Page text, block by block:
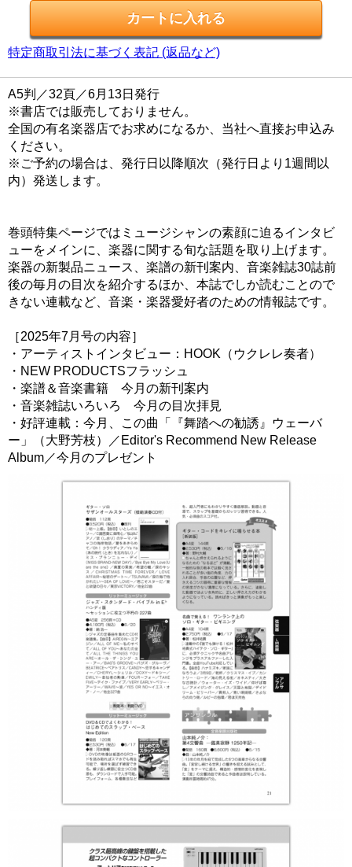
特定商取引法に基づく表記 (返品など)
A5判／32頁／6月13日発行
※書店では販売しておりません。
全国の有名楽器店でお求めになるか、当社へ直接お申込み
ください。
※ご予約の場合は、発行日以降順次（発行日より1週間以
内）発送します。
巻頭特集ページではミュージシャンの素顔に迫るインタビ
ューをメインに、楽器に関する旬な話題を取り上げます。
楽器の新製品ニュース、楽譜の新刊案内、音楽雑誌30誌前
後の毎月の目次を紹介するほか、本誌でしか読むことので
きない連載など、音楽・楽器愛好者のための情報誌です。
［2025年7月号の内容］
・アーティストインタビュー：HOOK（ウクレレ奏者）
・NEW PRODUCTSフラッシュ
・楽譜＆音楽書籍 今月の新刊案内
・音楽雑誌いろいろ 今月の目次拝見
・好評連載：今月、この曲「『舞踏への勧誘』ウェーバ
ー」（大野芳枝）／Editor's Recommend New Release
Album／今月のプレゼント